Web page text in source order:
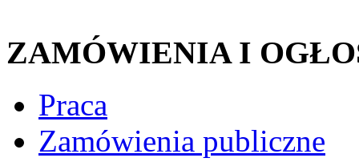
ZAMÓWIENIA I
Praca
Zamówienia publiczne